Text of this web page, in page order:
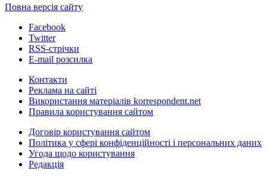
Повна версія сайту
Facebook
Twitter
RSS-стрічки
E-mail розсилка
Контакти
Реклама на сайті
Використання матеріалів korrespondent.net
Правила користування сайтом
Договір користування сайтом
Політика у сфері конфіденційності і персональних даних
Угода щодо користування
Редакція